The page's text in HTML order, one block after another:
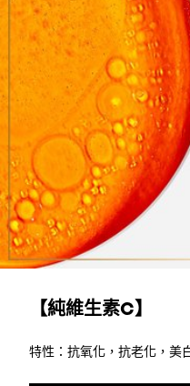
【純維生素C】
特性：抗氧化，抗老化，美